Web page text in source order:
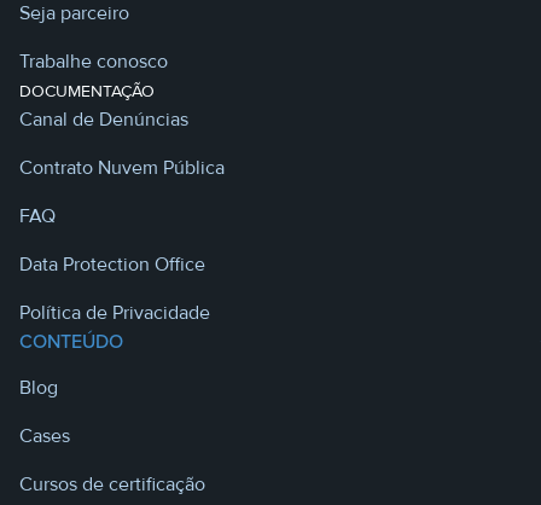
Seja parceiro
Trabalhe conosco
DOCUMENTAÇÃO
Canal de Denúncias
Contrato Nuvem Pública
FAQ
Data Protection Office
Política de Privacidade
CONTEÚDO
Blog
Cases
Cursos de certificação